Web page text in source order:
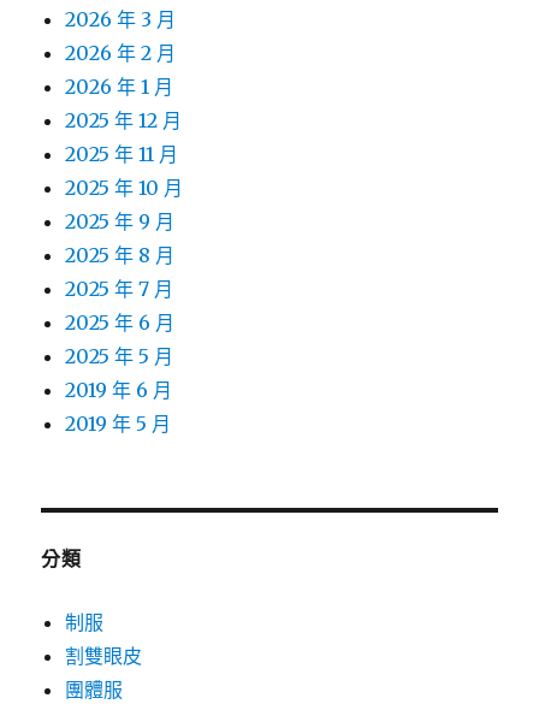
2026 年 3 月
2026 年 2 月
2026 年 1 月
2025 年 12 月
2025 年 11 月
2025 年 10 月
2025 年 9 月
2025 年 8 月
2025 年 7 月
2025 年 6 月
2025 年 5 月
2019 年 6 月
2019 年 5 月
分類
制服
割雙眼皮
團體服